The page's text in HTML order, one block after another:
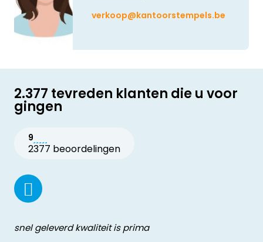
verkoop@kantoorstempels.be
2.377 tevreden klanten die u voor
gingen
9
2377 beoordelingen
snel geleverd kwaliteit is prima